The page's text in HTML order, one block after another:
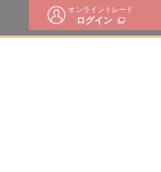
オンライントレード
ログイン